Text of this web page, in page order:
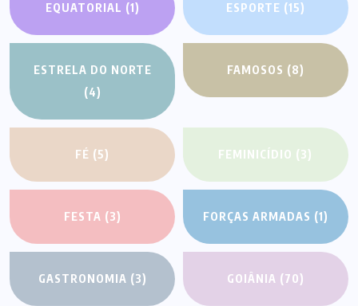
EQUATORIAL (1) ESPORTE (15)
ESTRELA DO NORTE
(4)
FAMOSOS (8)
FÉ (5) FEMINICÍDIO (3)
FESTA (3) FORÇAS ARMADAS (1)
GASTRONOMIA (3) GOIÂNIA (70)